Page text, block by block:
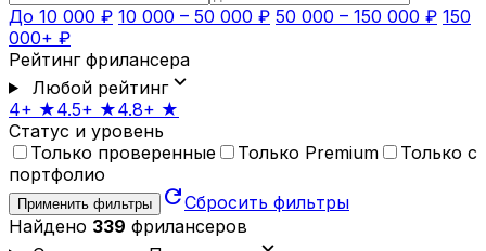
До 10 000 ₽ 10 000 – 50 000 ₽ 50 000 – 150 000 ₽ 150
000+ ₽
Рейтинг фрилансера
Любой рейтингexpand_more
4+ ★4.5+ ★4.8+ ★
Статус и уровень
Только проверенные
Только Premium
Только с
портфолио
Применить фильтры refreshСбросить фильтры
Найдено 339 фрилансеров